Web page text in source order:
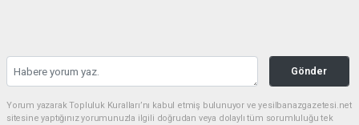
Gönder
Yorum yazarak Topluluk Kuralları’nı kabul etmiş bulunuyor ve yesilbanazgazetesi.net
sitesine yaptığınız yorumunuzla ilgili doğrudan veya dolaylı tüm sorumluluğu tek